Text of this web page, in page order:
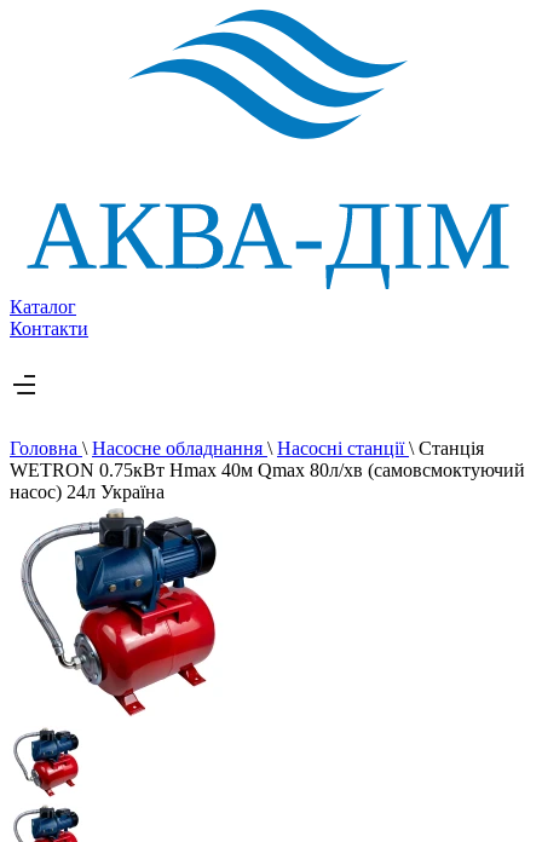
Каталог
Контакти
Головна \ Насосне обладнання \ Насосні станції\ Станція
WETRON 0.75кВт Hmax 40м Qmax 80л/хв (самовсмоктуючий
насос) 24л Україна